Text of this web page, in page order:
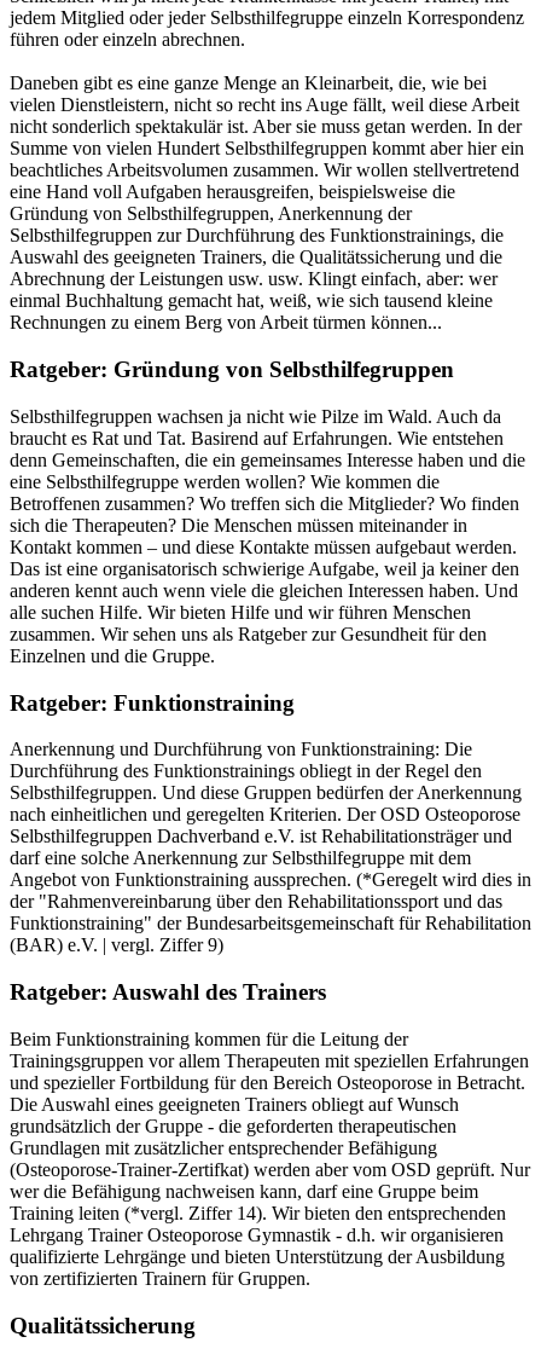
jedem Mitglied oder jeder Selbsthilfegruppe einzeln Korrespondenz
führen oder einzeln abrechnen.
Daneben gibt es eine ganze Menge an Kleinarbeit, die, wie bei
vielen Dienstleistern, nicht so recht ins Auge fällt, weil diese Arbeit
nicht sonderlich spektakulär ist. Aber sie muss getan werden. In der
Summe von vielen Hundert Selbsthilfegruppen kommt aber hier ein
beachtliches Arbeitsvolumen zusammen. Wir wollen stellvertretend
eine Hand voll Aufgaben herausgreifen, beispielsweise die
Gründung von Selbsthilfegruppen, Anerkennung der
Selbsthilfegruppen zur Durchführung des Funktionstrainings, die
Auswahl des geeigneten Trainers, die Qualitätssicherung und die
Abrechnung der Leistungen usw. usw. Klingt einfach, aber: wer
einmal Buchhaltung gemacht hat, weiß, wie sich tausend kleine
Rechnungen zu einem Berg von Arbeit türmen können...
Ratgeber: Gründung von Selbsthilfegruppen
Selbsthilfegruppen wachsen ja nicht wie Pilze im Wald. Auch da
braucht es Rat und Tat. Basirend auf Erfahrungen. Wie entstehen
denn Gemeinschaften, die ein gemeinsames Interesse haben und die
eine Selbsthilfegruppe werden wollen? Wie kommen die
Betroffenen zusammen? Wo treffen sich die Mitglieder? Wo finden
sich die Therapeuten? Die Menschen müssen miteinander in
Kontakt kommen – und diese Kontakte müssen aufgebaut werden.
Das ist eine organisatorisch schwierige Aufgabe, weil ja keiner den
anderen kennt auch wenn viele die gleichen Interessen haben. Und
alle suchen Hilfe. Wir bieten Hilfe und wir führen Menschen
zusammen. Wir sehen uns als Ratgeber zur Gesundheit für den
Einzelnen und die Gruppe.
Ratgeber: Funktionstraining
Anerkennung und Durchführung von Funktionstraining: Die
Durchführung des Funktionstrainings obliegt in der Regel den
Selbsthilfegruppen. Und diese Gruppen bedürfen der Anerkennung
nach einheitlichen und geregelten Kriterien. Der OSD Osteoporose
Selbsthilfegruppen Dachverband e.V. ist Rehabilitationsträger und
darf eine solche Anerkennung zur Selbsthilfegruppe mit dem
Angebot von Funktionstraining aussprechen. (*Geregelt wird dies in
der "Rahmenvereinbarung über den Rehabilitationssport und das
Funktionstraining" der Bundesarbeitsgemeinschaft für Rehabilitation
(BAR) e.V. | vergl. Ziffer 9)
Ratgeber: Auswahl des Trainers
Beim Funktionstraining kommen für die Leitung der
Trainingsgruppen vor allem Therapeuten mit speziellen Erfahrungen
und spezieller Fortbildung für den Bereich Osteoporose in Betracht.
Die Auswahl eines geeigneten Trainers obliegt auf Wunsch
grundsätzlich der Gruppe - die geforderten therapeutischen
Grundlagen mit zusätzlicher entsprechender Befähigung
(Osteoporose-Trainer-Zertifkat) werden aber vom OSD geprüft. Nur
wer die Befähigung nachweisen kann, darf eine Gruppe beim
Training leiten (*vergl. Ziffer 14). Wir bieten den entsprechenden
Lehrgang Trainer Osteoporose Gymnastik - d.h. wir organisieren
qualifizierte Lehrgänge und bieten Unterstützung der Ausbildung
von zertifizierten Trainern für Gruppen.
Qualitätssicherung